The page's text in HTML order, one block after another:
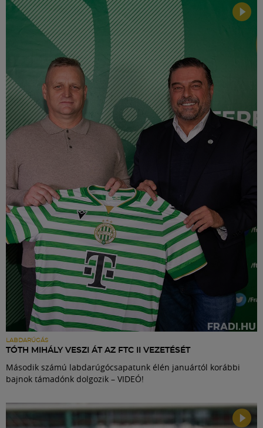
LABDARÚGÁS
TÓTH MIHÁLY VESZI ÁT AZ FTC II VEZETÉSÉT
Második számú labdarúgócsapatunk élén januártól korábbi
bajnok támadónk dolgozik – VIDEÓ!
English